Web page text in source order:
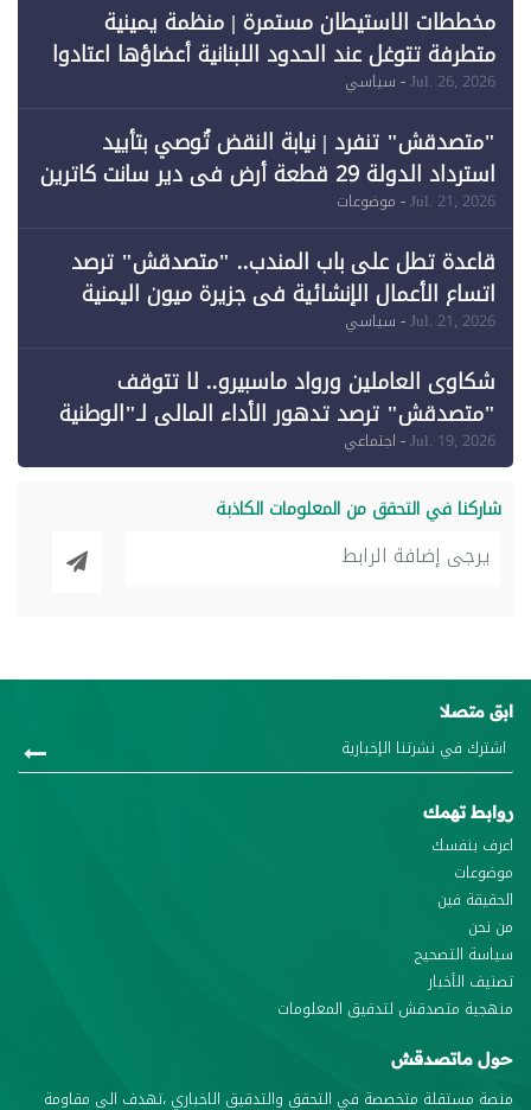
مخططات الاستيطان مستمرة | منظمة يمينية
متطرفة تتوغل عند الحدود اللبنانية أعضاؤها اعتادوا
خرق الحدود
Jul. 26, 2026- سياسي
"متصدقش" تنفرد | نيابة النقض تُوصي بتأييد
استرداد الدولة 29 قطعة أرض في دير سانت كاترين
وقبول طعن الحكومة جزئيًا (1)
Jul. 21, 2026- موضوعات
قاعدة تطل على باب المندب.. "متصدقش" ترصد
اتساع الأعمال الإنشائية في جزيرة ميون اليمنية
Jul. 21, 2026- سياسي
شكاوى العاملين ورواد ماسبيرو.. لا تتوقف
"متصدقش" ترصد تدهور الأداء المالي لـ"الوطنية
للإعلام"
Jul. 19, 2026- اجتماعي
شاركنا في التحقق من المعلومات الكاذبة
ابق متصلا
روابط تهمك
اعرف بنفسك
موضوعات
الحقيقة فين
من نحن
سياسة التصحيح
تصنيف الأخبار
منهجية متصدقش لتدقيق المعلومات
حول ماتصدقش
منصة مستقلة متخصصة في التحقق والتدقيق الاخباري ،تهدف الى مقاومة